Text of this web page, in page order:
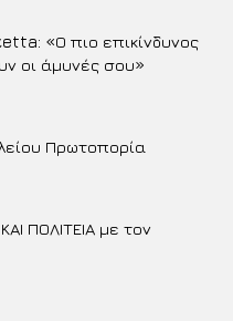
«Ο πιο επικίνδυνος
οι άμυνές σου»
Πρωτοπορία
ΠΟΛΙΤΕΙΑ με τον